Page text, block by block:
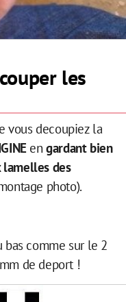
les
vous decoupiez la
engardant bien
des
photo).
comme sur le 2
de deport !